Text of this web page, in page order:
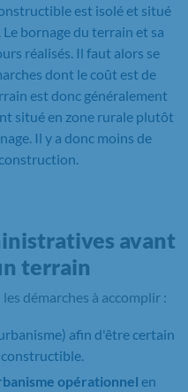
est isolé et situé
bornage du terrain et sa
réalisés. Il faut alors se
dont le coût est de
est donc généralement
situé en zone rurale plutôt
Il y a donc moins de
avant
terrain
démarches à accomplir :
afin d'être certain
opérationnel en